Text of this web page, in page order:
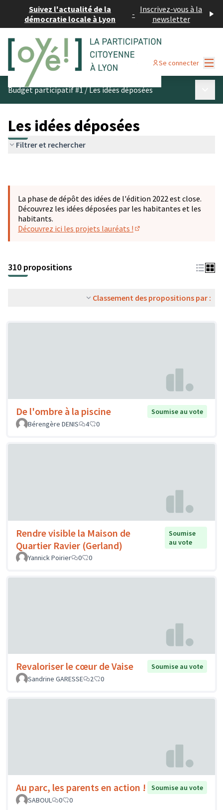
Suivez l'actualité de la
démocratie locale à Lyon
- Inscrivez-vous à la
newsletter
Se connecter
Budget participatif #1/Les idées déposées
Les idées déposées
Filtrer et rechercher
La phase de dépôt des idées de l'édition 2022 est close.
Découvrez les idées déposées par les habitantes et les
habitants.
Découvrez ici les projets lauréats !
310 propositions
Classement des propositions par :
De l'ombre à la piscine
Soumise au vote
Bérengère DENIS
4 0
Rendre visible la Maison de
Quartier Ravier (Gerland)
Soumise
au vote
Yannick Poirier
0 0
Revaloriser le cœur de Vaise
Soumise au vote
Sandrine GARESSE
2 0
Au parc, les parents en action !
Soumise au vote
SABOUL
0 0